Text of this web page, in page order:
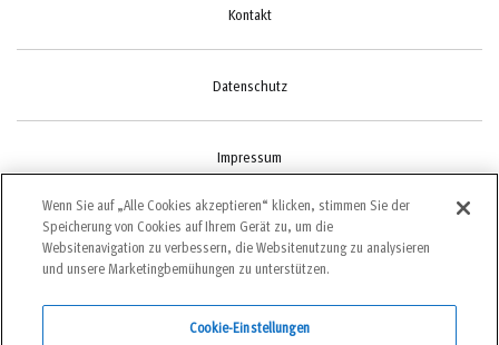
Kontakt
Datenschutz
Impressum
Cookie-Einstellungen
Wenn Sie auf „Alle Cookies akzeptieren“ klicken, stimmen Sie der
Speicherung von Cookies auf Ihrem Gerät zu, um die
Websitenavigation zu verbessern, die Websitenutzung zu analysieren
und unsere Marketingbemühungen zu unterstützen.
Cookie-Einstellungen